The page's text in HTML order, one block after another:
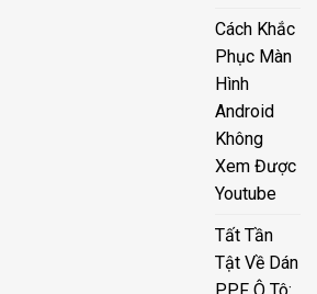
Cách Khắc
Phục Màn
Hình
Android
Không
Xem Được
Youtube
Tất Tần
Tật Về Dán
PPF Ô Tô: